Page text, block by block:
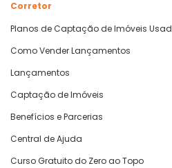
Corretor
Planos de Captação de Imóveis
Como Vender Lançamentos
Lançamentos
Captação de Imóveis
Benefícios e Parcerias
Central de Ajuda
Curso Gratuito do Zero ao Topo